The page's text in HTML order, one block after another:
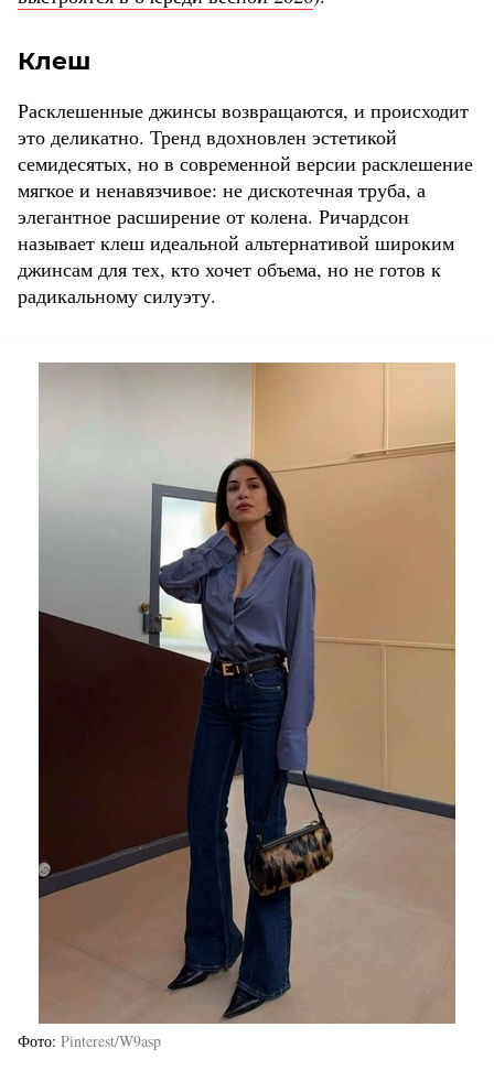
Клеш
Расклешенные джинсы возвращаются, и происходит
это деликатно. Тренд вдохновлен эстетикой
семидесятых, но в современной версии расклешение
мягкое и ненавязчивое: не дискотечная труба, а
элегантное расширение от колена. Ричардсон
называет клеш идеальной альтернативой широким
джинсам для тех, кто хочет объема, но не готов к
радикальному силуэту.
Фото Pinterest/W9asp